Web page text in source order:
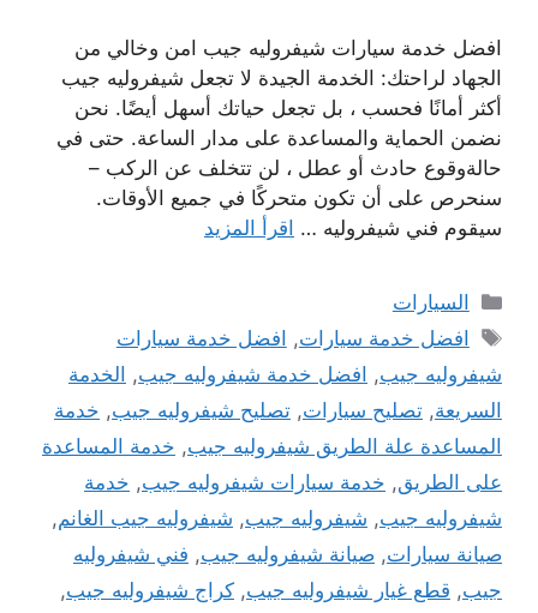
افضل خدمة سيارات شيفروليه جيب امن وخالي من
الجهاد لراحتك: الخدمة الجيدة لا تجعل شيفروليه جيب
أكثر أمانًا فحسب ، بل تجعل حياتك أسهل أيضًا. نحن
نضمن الحماية والمساعدة على مدار الساعة. حتى في
حالةوقوع حادث أو عطل ، لن تتخلف عن الركب –
سنحرص على أن تكون متحركًا في جميع الأوقات.
سيقوم فني شيفروليه … اقرأ المزيد
التصنيفات
السيارات
الوسوم
افضل خدمة سيارات, افضل خدمة سيارات
شيفروليه جيب, افضل خدمة شيفروليه جيب, الخدمة
السريعة, تصليح سيارات, تصليح شيفروليه جيب, خدمة
المساعدة علة الطريق شيفروليه جيب, خدمة المساعدة
على الطريق, خدمة سيارات شيفروليه جيب, خدمة
شيفروليه جيب, شيفروليه جيب, شيفروليه جيب الغانم,
صيانة سيارات, صيانة شيفروليه جيب, فني شيفروليه
جيب, قطع غيار شيفروليه جيب, كراج شيفروليه جيب,